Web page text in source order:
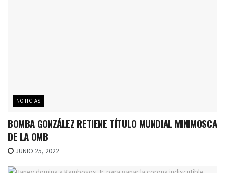
NOTICIAS
BOMBA GONZÁLEZ RETIENE TÍTULO MUNDIAL MINIMOSCA
DE LA OMB
JUNIO 25, 2022